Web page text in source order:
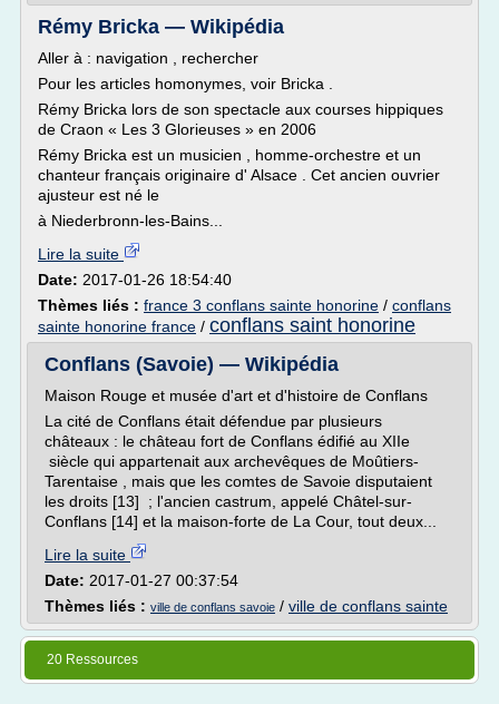
Rémy Bricka — Wikipédia
Aller à : navigation , rechercher
Pour les articles homonymes, voir Bricka .
Rémy Bricka lors de son spectacle aux courses hippiques
de Craon « Les 3 Glorieuses » en 2006
Rémy Bricka est un musicien , homme-orchestre et un
chanteur français originaire d' Alsace . Cet ancien ouvrier
ajusteur est né le
à Niederbronn-les-Bains...
Lire la suite
Date: 2017-01-26 18:54:40
Thèmes liés : france 3 conflans sainte honorine / conflans
sainte honorine france / conflans saint honorine
Conflans (Savoie) — Wikipédia
Maison Rouge et musée d'art et d'histoire de Conflans
La cité de Conflans était défendue par plusieurs
châteaux : le château fort de Conflans édifié au XIIe
siècle qui appartenait aux archevêques de Moûtiers-
Tarentaise , mais que les comtes de Savoie disputaient
les droits [13] ; l'ancien castrum, appelé Châtel-sur-
Conflans [14] et la maison-forte de La Cour, tout deux...
Lire la suite
Date: 2017-01-27 00:37:54
Thèmes liés : ville de conflans savoie / ville de conflans sainte
20 Ressources